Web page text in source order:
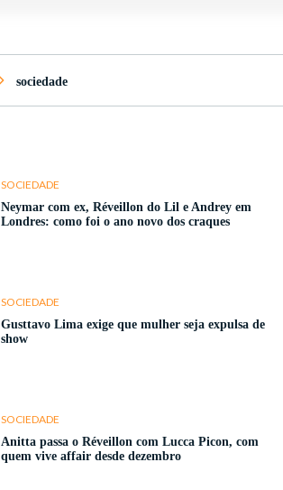
sociedade
SOCIEDADE
Neymar com ex, Réveillon do Lil e Andrey em
Londres: como foi o ano novo dos craques
SOCIEDADE
Gusttavo Lima exige que mulher seja expulsa de
show
SOCIEDADE
Anitta passa o Réveillon com Lucca Picon, com
quem vive affair desde dezembro